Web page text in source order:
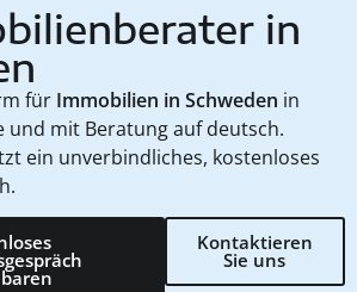
in
für Immobilien in Schweden in
und mit Beratung auf deutsch.
ein unverbindliches, kostenloses
Kontaktieren
Sie uns